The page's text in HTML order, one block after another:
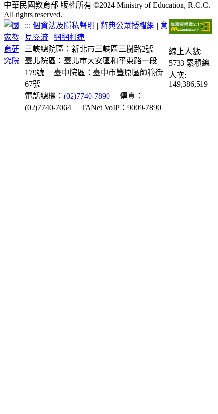
中華民國教育部 版權所有 ©2024 Ministry of Education, R.O.C.
All rights reserved.
::: 個資法及隱私聲明 | 辭典公眾授權網 | 意
見交流 |網網相連
三峽總院區：新北市三峽區三樹路2號
臺北院區：臺北市大安區和平東路一段
179號
臺中院區：臺中市豐原區師範街
67號
電話總機：(02)7740-7890
傳真：
(02)7740-7064
TANet VoIP：9009-7890
線上人數:
5733 累積總
人次:
149,386,519